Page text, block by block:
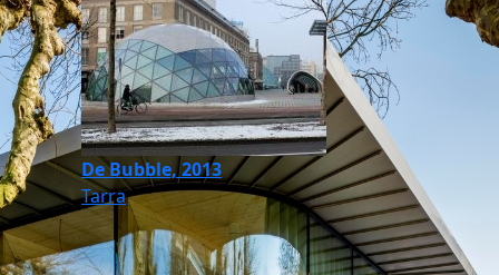
De Bubble, 2013
Tarra